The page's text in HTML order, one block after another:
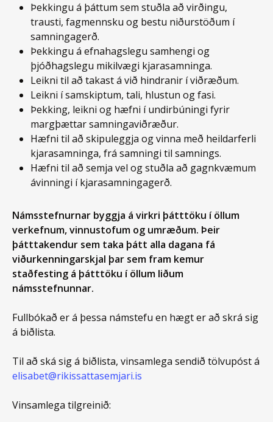
Þekkingu á þáttum sem stuðla að virðingu,
trausti, fagmennsku og bestu niðurstöðum í
samningagerð.
Þekkingu á efnahagslegu samhengi og
þjóðhagslegu mikilvægi kjarasamninga.
Leikni til að takast á við hindranir í viðræðum.
Leikni í samskiptum, tali, hlustun og fasi.
Þekking, leikni og hæfni í undirbúningi fyrir
margþættar samningaviðræður.
Hæfni til að skipuleggja og vinna með heildarferli
kjarasamninga, frá samningi til samnings.
Hæfni til að semja vel og stuðla að gagnkvæmum
ávinningi í kjarasamningagerð.
Námsstefnurnar byggja á virkri þátttöku í öllum
verkefnum, vinnustofum og umræðum. Þeir
þátttakendur sem taka þátt alla dagana fá
viðurkenningarskjal þar sem fram kemur
staðfesting á þátttöku í öllum liðum
námsstefnunnar.
Fullbókað er á þessa námstefu en hægt er að skrá sig
á biðlista.
Til að ská sig á biðlista, vinsamlega sendið tölvupóst á
elisabet@rikissattasemjari.is
Vinsamlega tilgreinið: